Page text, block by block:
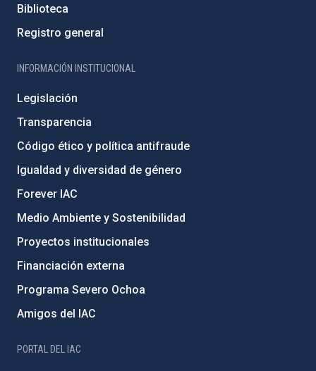
Biblioteca
Registro general
INFORMACIÓN INSTITUCIONAL
Legislación
Transparencia
Código ético y política antifraude
Igualdad y diversidad de género
Forever IAC
Medio Ambiente y Sostenibilidad
Proyectos institucionales
Financiación externa
Programa Severo Ochoa
Amigos del IAC
PORTAL DEL IAC